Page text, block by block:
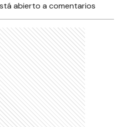
abierto a comentarios